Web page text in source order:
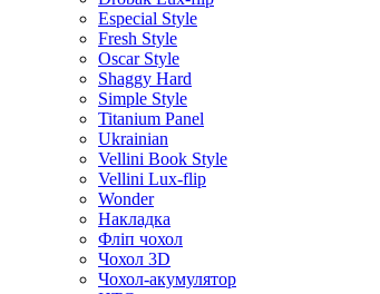
Especial Style
Fresh Style
Oscar Style
Shaggy Hard
Simple Style
Titanium Panel
Ukrainian
Vellini Book Style
Vellini Lux-flip
Wonder
Накладка
Фліп чохол
Чохол 3D
Чохол-акумулятор